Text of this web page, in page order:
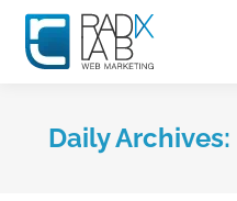
Daily Archives: